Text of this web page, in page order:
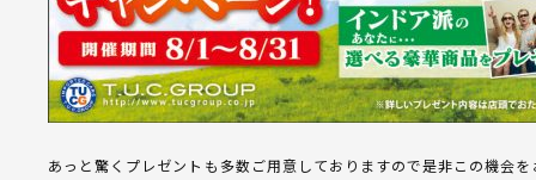
あっと驚くプレゼントも多数ご用意しておりますので是非この機会